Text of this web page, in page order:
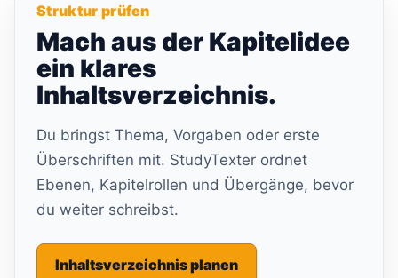
Struktur prüfen
Mach aus der Kapitelidee
ein klares
Inhaltsverzeichnis.
Du bringst Thema, Vorgaben oder erste
Überschriften mit. StudyTexter ordnet
Ebenen, Kapitelrollen und Übergänge, bevor
du weiter schreibst.
Inhaltsverzeichnis planen